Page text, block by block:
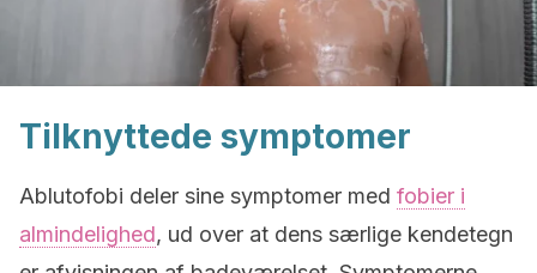
Tilknyttede symptomer
Ablutofobi deler sine symptomer med fobier i
almindelighed, ud over at dens særlige kendetegn